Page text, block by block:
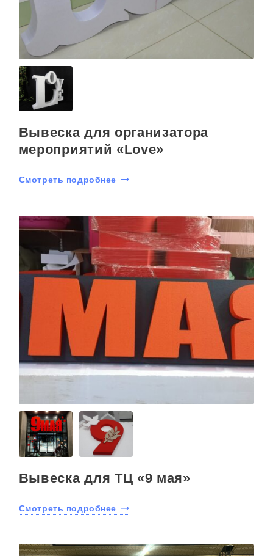
Вывеска для организатора
мероприятий «Love»
Смотреть подробнее
Вывеска для ТЦ «9 мая»
Смотреть подробнее